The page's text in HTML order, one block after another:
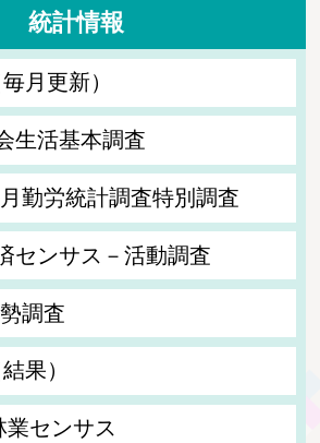
統計情報
月更新）
生活基本調査
勤労統計調査特別調査
センサス－活動調査
調査
果）
業センサス